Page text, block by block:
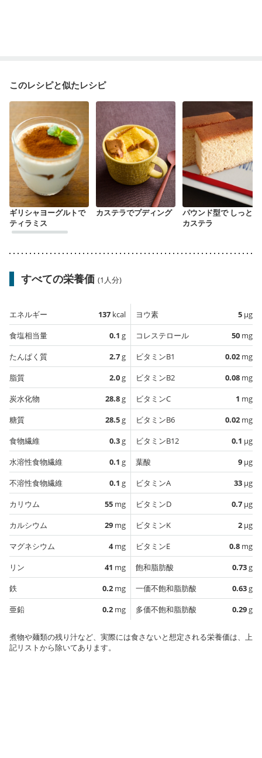
このレシピと似たレシピ
ギリシャヨーグルトで
ティラミス
カステラでプディング
パウンド型で しっとり
カステラ
すべての栄養価 (1人分)
エネルギー 137 kcal
食塩相当量
0.1 g
たんぱく質
2.7g
脂質
2.0g
炭水化物
28.8g
糖質
28.5g
食物繊維
0.3g
水溶性食物繊維
0.1 g
不溶性食物繊維
0.1 g
カリウム
55 mg
カルシウム
29 mg
マグネシウム
4mg
リン
41 mg
鉄
0.2 mg
亜鉛
0.2 mg
ヨウ素 5 µg
コレステロール
50 mg
ビタミンB1
0.02 mg
ビタミンB2
0.08 mg
ビタミンC
1 mg
ビタミンB6
0.02 mg
ビタミンB12
0.1 µg
葉酸
9 µg
ビタミンA
33 µg
ビタミンD
0.7 µg
ビタミンK
2 µg
ビタミンE
0.8 mg
飽和脂肪酸
0.73g
一価不飽和脂肪酸
0.63g
多価不飽和脂肪酸
0.29g
煮物や麺類の残り汁など、実際には食さないと想定される栄養価は、上
記リストから除いてあります。